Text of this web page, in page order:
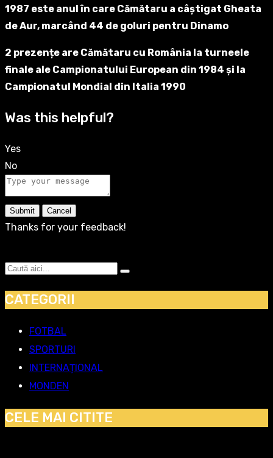
1987 este anul în care Cămătaru a câștigat Gheata
de Aur, marcând 44 de goluri pentru Dinamo
2 prezențe are Cămătaru cu România la turneele
finale ale Campionatului European din 1984 și la
Campionatul Mondial din Italia 1990
Was this helpful?
Yes
No
Submit Cancel
Thanks for your feedback!
CATEGORII
FOTBAL
SPORTURI
INTERNAȚIONAL
MONDEN
CELE MAI CITITE